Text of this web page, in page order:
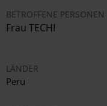
BETROFFENE PERSONEN
Frau TECHI
LÄNDER
Peru